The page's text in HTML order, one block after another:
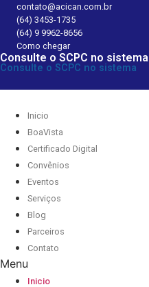
Pular
para
conteúdo
contato@acican.com.br
(64) 3453-1735
(64) 9 9962-8656
Como chegar
Consulte o SCPC no sistema
Consulte o SCPC no sistema
Inicio
BoaVista
Certificado Digital
Convênios
Eventos
Serviços
Blog
Parceiros
Contato
Menu
Inicio